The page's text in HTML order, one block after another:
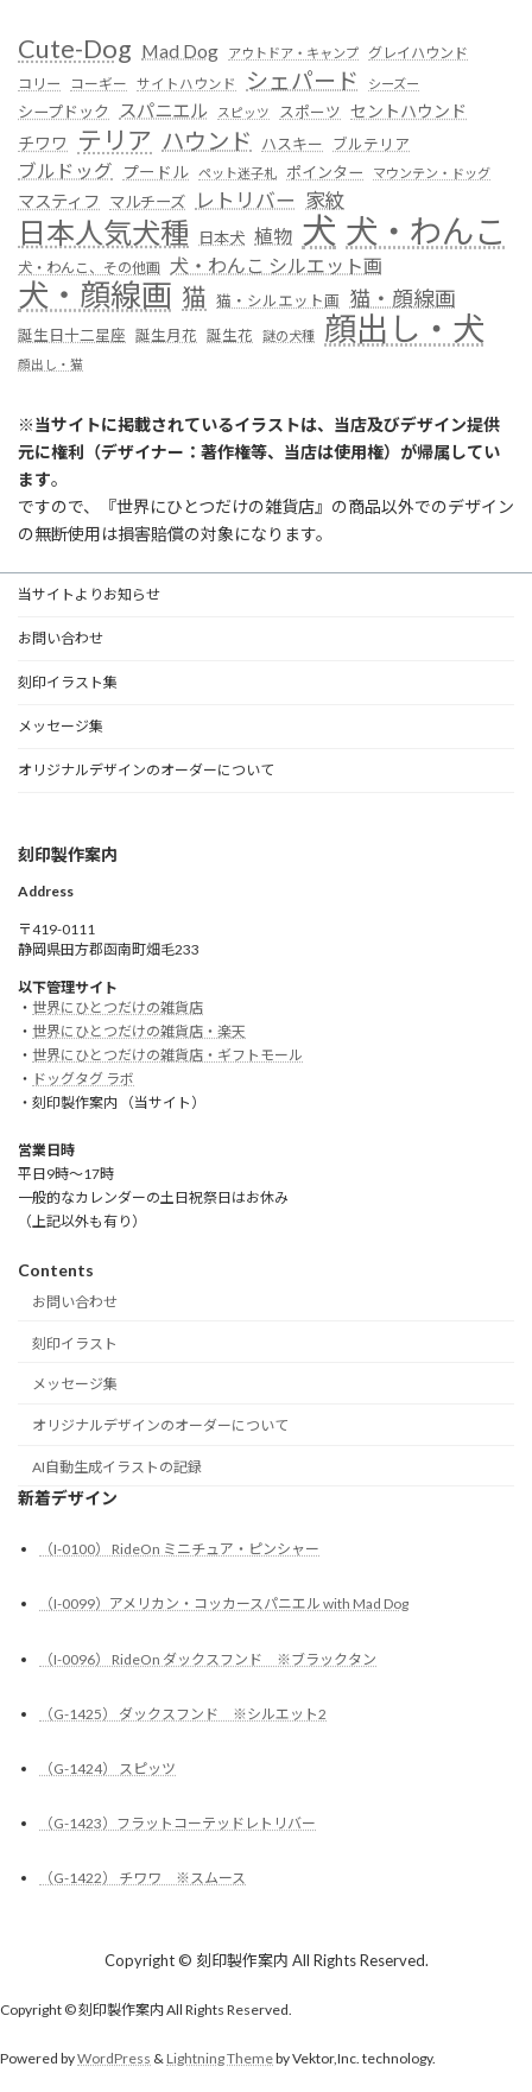
Cute-Dog Mad Dog アウトドア・キャンプ
グレイハウンド
コリー
コーギー サイトハウンド シェパード シーズー
シープドック スパニエル スピッツ スポーツ セントハウンド
チワワ
テリア ハウンド ハスキー ブルテリア
ブルドッグ プードル ペット迷子札 ポインター マウンテン・ドッグ
マスティフ マルチーズ レトリバー 家紋
日本人気犬種 日本犬 植物 犬 犬・わんこ
犬・わんこ、その他画 犬・わんこ シルエット画
犬・顔線画 猫 猫・シルエット画 猫・顔線画
誕生日十二星座 誕生月花 誕生花 謎の犬種 顔出し・犬
顔出し・猫
※当サイトに掲載されているイラストは、当店及びデザイン提供
元に権利（デザイナー：著作権等、当店は使用権）が帰属してい
ます。
ですので、『世界にひとつだけの雑貨店』の商品以外でのデザイン
の無断使用は損害賠償の対象になります。
当サイトよりお知らせ
お問い合わせ
刻印イラスト集
メッセージ集
オリジナルデザインのオーダーについて
刻印製作案内
Address
〒419-0111
静岡県田方郡函南町畑毛233
以下管理サイト
・ 世界にひとつだけの雑貨店
・ 世界にひとつだけの雑貨店・楽天
・ 世界にひとつだけの雑貨店・ギフトモール
・ ドッグタグ ラボ
・刻印製作案内 （当サイト）
営業日時
平日9時～17時
一般的なカレンダーの土日祝祭日はお休み
（上記以外も有り）
Contents
お問い合わせ
刻印イラスト
メッセージ集
オリジナルデザインのオーダーについて
AI自動生成イラストの記録
新着デザイン
（I-0100） RideOn ミニチュア・ピンシャー
（I-0099）アメリカン・コッカースパニエル with Mad Dog
（I-0096） RideOn ダックスフンド ※ブラックタン
（G-1425） ダックスフンド ※シルエット2
（G-1424） スピッツ
（G-1423）フラットコーテッドレトリバー
（G-1422） チワワ ※スムース
Copyright © 刻印製作案内 All Rights Reserved.
Copyright © 刻印製作案内 All Rights Reserved.
Powered byWordPress & Lightning Themeby Vektor,Inc. technology.